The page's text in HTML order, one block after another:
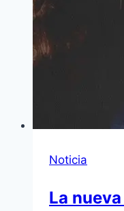
Noticia
La